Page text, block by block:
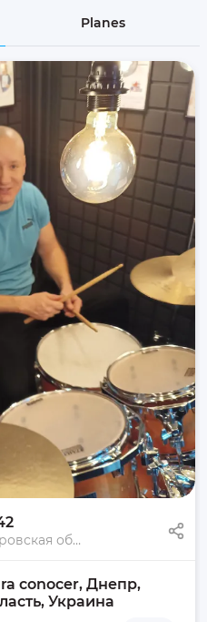
Planes
Днепр, Днепропетровская область, Украина
conocer, Днепр,
Украина